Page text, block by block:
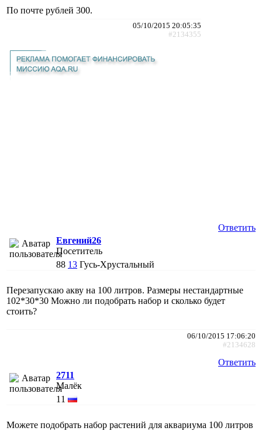
По почте рублей 300.
05/10/2015 20:05:35
#2134355
Ответить
Евгений26
Посетитель
88 13 Гусь-Хрустальный
Перезапускаю акву на 100 литров. Размеры нестандартные
102*30*30 Можно ли подобрать набор и сколько будет
стоить?
06/10/2015 17:06:20
#2134628
Ответить
2711
Малёк
11
Можете подобрать набор растений для аквариума 100 литров